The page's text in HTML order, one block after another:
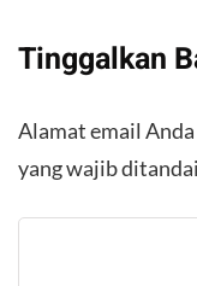
Tinggalkan
Alamat email
yang wajib ditandai